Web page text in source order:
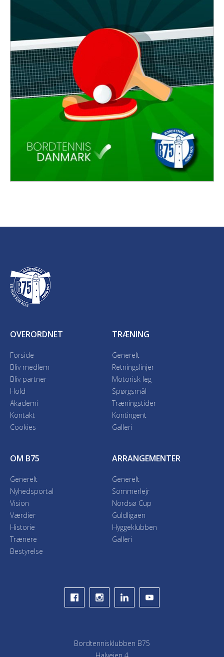
OVERORDNET
Forside
Bliv medlem
Bliv partner
Hold
Akademi
Kontakt
Cookies
TRÆNING
Generelt
Retningslinjer
Motorisk leg
Spørgsmål
Træningstider
Kontingent
Galleri
OM B75
Generelt
Nyhedsportal
Vision
Værdier
Historie
Trænere
Bestyrelse
ARRANGEMENTER
Generelt
Sommerlejr
Nordsø Cup
Guldligaen
Hyggeklubben
Galleri
Bordtennisklubben B75